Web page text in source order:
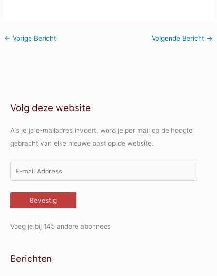
Samenkomsten van drie
← Vorige Bericht Volgende Bericht →
Volg deze website
Als je je e-mailadres invoert, word je per mail op de hoogte
gebracht van elke nieuwe post op de website.
-
m
a
d
Bevestig
Voeg je bij 145 andere abonnees
Berichten